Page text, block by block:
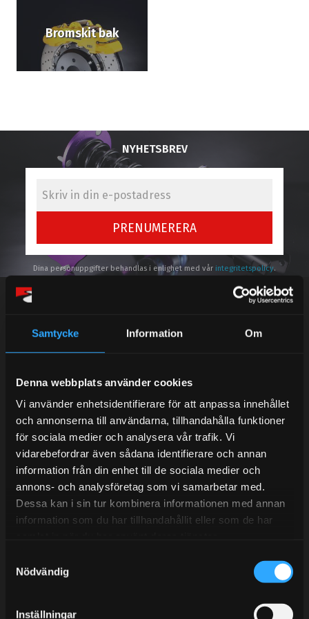
Samtycke Information Om
Denna webbplats använder cookies
Vi använder enhetsidentifierare för att anpassa innehållet
och annonserna till användarna, tillhandahålla funktioner
för sociala medier och analysera vår trafik. Vi
vidarebefordrar även sådana identifierare och annan
information från din enhet till de sociala medier och
annons- och analysföretag som vi samarbetar med.
Dessa kan i sin tur kombinera informationen med annan
information som du har tillhandahållit eller som de har
Nödvändig
Inställningar
Bromskit bak
NYHETSBREV
PRENUMERERA
Dina personuppgifter behandlas i enlighet med vår integritetspolicy.
Kundtjänst telefon:
Semestertider.
Under V.27 - V.33 nås vi enbart på mejl. Ordrar skickas
under sommaren men med viss fördröjning. 2/7 -9/7 är
det helt stängt.
Mån-Tors: 10:30-15:00
Lunchstängt 12:00-13:00
Tel:031- 51 66 60